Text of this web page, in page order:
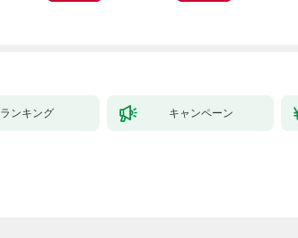
ランキング キャンペーン